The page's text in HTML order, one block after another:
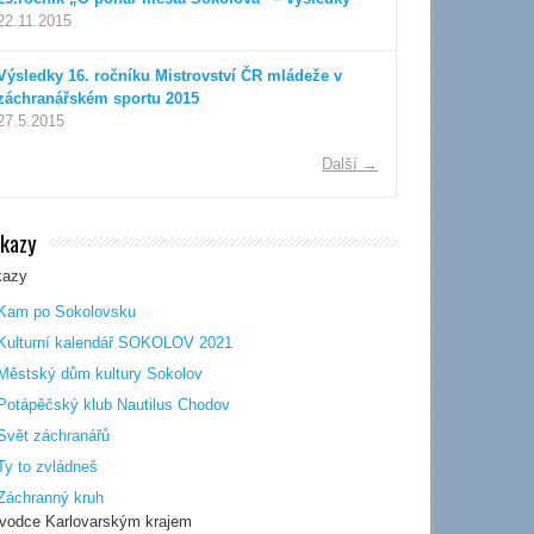
16. ročníku Mistrovství ČR mládeže v
sportu 2015
Další →
Kam po Sokolovsku
Kulturní kalendář SOKOLOV 2021
Městský dům kultury Sokolov
Potápěčský klub Nautilus Chodov
záchranářů
to zvládneš
kruh
Karlovarským krajem